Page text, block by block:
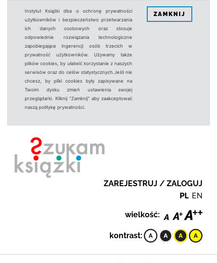
Instytut Książki dba o ochronę prywatności
użytkowników i bezpieczeństwo przetwarzania
ich danych osobowych oraz stosuje
odpowiednie rozwiązania technologiczne
zapobiegające ingerencji osób trzecich w
prywatność użytkowników. Używamy także
plików cookies, by ułatwić korzystanie z naszych
serwisów oraz do celów statystycznych.Jeśli nie
chcesz, by pliki cookies były zapisywane na
Twoim dysku zmień ustawienia swojej
przeglądarki. Kliknij "Zamknij" aby zaakceptować
naszą politykę prywatności.
ZAMKNIJ
ZAREJESTRUJ / ZALOGUJ
PL EN
wielkość:
kontrast: